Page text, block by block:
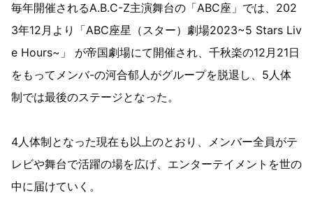
毎年開催されるA.B.C-Z主演舞台の「ABC座」では、202
3年12月より「ABC座星（スター）劇場2023~5 Stars Liv
e Hours~」 が帝国劇場にて開催され、千秋楽の12月21日
をもってメンバ-の河合郁人がグループを脱退し、5人体
制では最後のステージとなった。
4人体制となった現在も以上のとおり、メンバー全員がテ
レビや舞台で活躍の場を広げ、エンターテイメントを世の
中に届けていく。